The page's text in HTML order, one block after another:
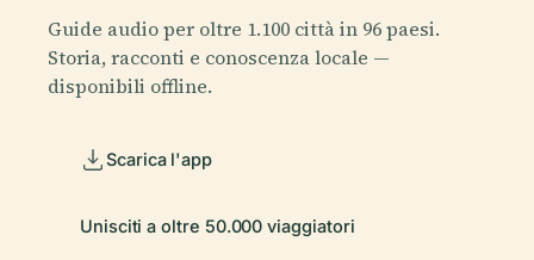
Guide audio per oltre 1.100 città in 96 paesi.
Storia, racconti e conoscenza locale —
disponibili offline.
Scarica l'app
Unisciti a oltre 50.000 viaggiatori